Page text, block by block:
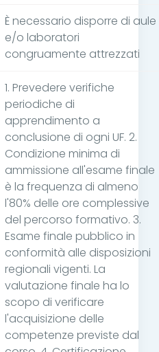
È necessario disporre di aule
e/o laboratori
congruamente attrezzati
1. Prevedere verifiche
periodiche di
apprendimento a
conclusione di ogni UF. 2.
Condizione minima di
ammissione all'esame finale
è la frequenza di almeno
l'80% delle ore complessive
del percorso formativo. 3.
Esame finale pubblico in
conformità alle disposizioni
regionali vigenti. La
valutazione finale ha lo
scopo di verificare
l'acquisizione delle
competenze previste dal